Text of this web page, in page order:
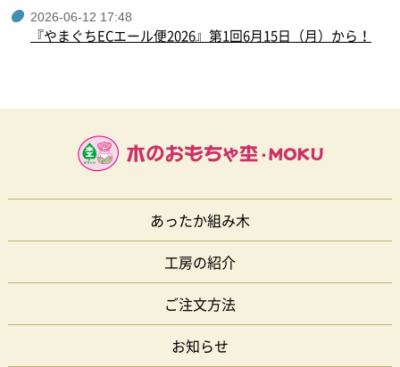
2026-06-12 17:48
『やまぐちECエール便2026』第1回6月15日（月）から！
あったか組み木
工房の紹介
ご注文方法
お知らせ